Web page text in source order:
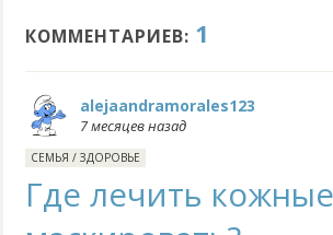
КОММЕНТАРИЕВ: 1
alejaandramorales123
7 месяцев назад
СЕМЬЯ / ЗДОРОВЬЕ
Где лечить